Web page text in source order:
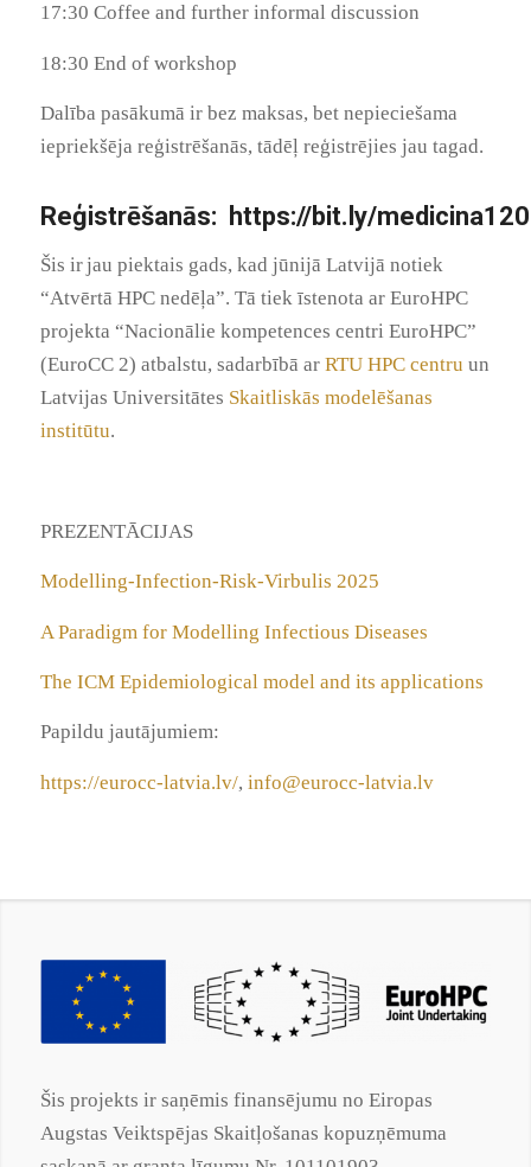
17:30 Coffee and further informal discussion
18:30 End of workshop
Dalība pasākumā ir bez maksas, bet nepieciešama
iepriekšēja reģistrēšanās, tādēļ reģistrējies jau tagad.
Reģistrēšanās: https://bit.ly/
Šis irjau piektais gads, kad jūnijā Latvijā notiek
“Atvērtā HPC nedēļa”. Tā tiek īstenota ar EuroHPC
projekta “Nacionālie kompetences centri EuroHPC”
(EuroCC 2) atbalstu, sadarbībā ar RTU HPC centru un
Latvijas Universitātes Skaitliskās modelēšanas
institūtu.
PREZENTĀCIJAS
Modelling-Infection-Risk-Virbulis 2025
A Paradigm for Modelling Infectious Diseases
The ICM Epidemiological model and its applications
Papildu jautājumiem:
https://eurocc-latvia.lv/, info@eurocc-latvia.lv
Šis projekts ir saņēmis finansējumu no Eiropas
Augstas Veiktspējas Skaitļošanas kopuzņēmuma